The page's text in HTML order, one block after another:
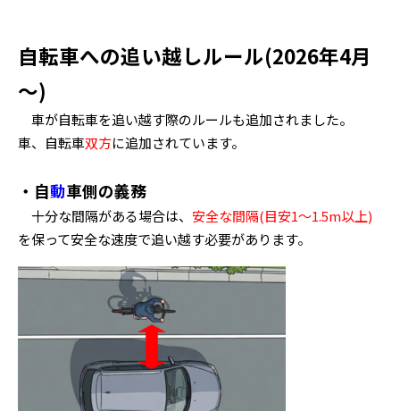
自転車への追い越しルール(2026年4月
～)
車が自転車を追い越す際のルールも追加されました。
車、自転車双方に追加されています。
・自動車側の義務
十分な間隔がある場合は、 安全な間隔(目安1～1.5m以上)
を保って安全な速度で追い越す必要があります。